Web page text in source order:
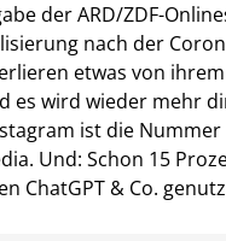
der ARD/ZDF-
nach der
etwas von ihrem
es wird wieder mehr
ist die Nummer
Und: Schon 15
ChatGPT & Co.